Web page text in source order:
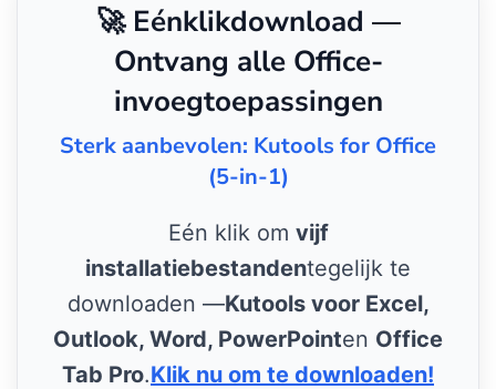
🚀 Eénklikdownload —
Ontvang alle Office-
invoegtoepassingen
Sterk aanbevolen: Kutools for Office
(5-in-1)
Eén klik om vijf
installatiebestandentegelijk te
downloaden —Kutools voor Excel,
Outlook, Word, PowerPointen Office
Tab Pro.Klik nu om te downloaden!